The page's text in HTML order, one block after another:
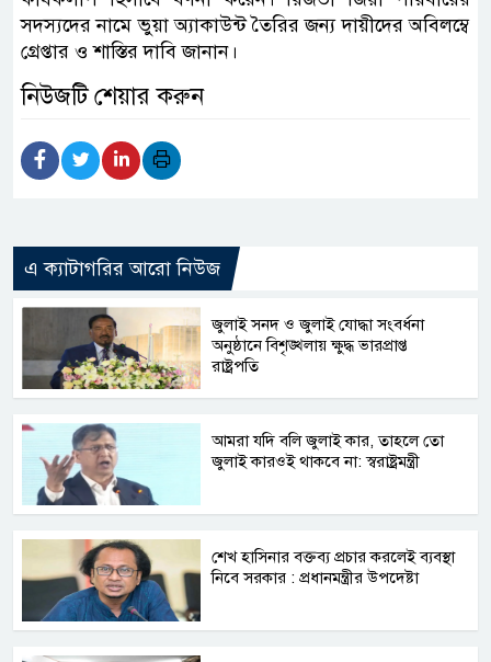
সদস্যদের নামে ভুয়া অ্যাকাউন্ট তৈরির জন্য দায়ীদের অবিলম্বে
গ্রেপ্তার ও শাস্তির দাবি জানান।
নিউজটি শেয়ার করুন
এ ক্যাটাগরির আরো নিউজ
জুলাই সনদ ও জুলাই যোদ্ধা সংবর্ধনা
অনুষ্ঠানে বিশৃঙ্খলায় ক্ষুদ্ধ ভারপ্রাপ্ত
রাষ্ট্রপতি
আমরা যদি বলি জুলাই কার, তাহলে তো
জুলাই কারওই থাকবে না: স্বরাষ্ট্রমন্ত্রী
শেখ হাসিনার বক্তব্য প্রচার করলেই ব্যবস্থা
নিবে সরকার : প্রধানমন্ত্রীর উপদেষ্টা